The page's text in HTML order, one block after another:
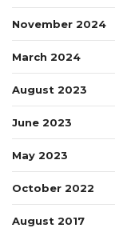
November 2024
March 2024
August 2023
June 2023
May 2023
October 2022
August 2017